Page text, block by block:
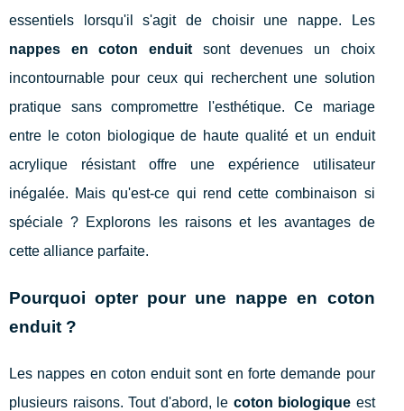
essentiels lorsqu'il s'agit de choisir une nappe. Les
nappes en coton enduitsont devenues un choix
incontournable pour ceux qui recherchent une solution
pratique sans compromettre l'esthétique. Ce mariage
entre le coton biologique de haute qualité et un enduit
acrylique résistant offre une expérience utilisateur
inégalée. Mais qu'est-ce qui rend cette combinaison si
spéciale ? Explorons les raisons et les avantages de
cette alliance parfaite.
Pourquoi opter pour une nappe en coton
enduit ?
Les nappes en coton enduit sont en forte demande pour
plusieurs raisons. Tout d'abord, le coton biologique est